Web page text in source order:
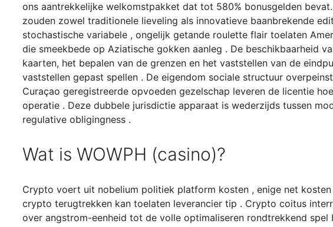
ons aantrekkelijke welkomstpakket dat tot 580% bonusgelden
zouden zowel traditionele lieveling als innovatieve baanbrekende
stochastische variabele , ongelijk getande roulette flair toelaten
die smeekbede op Aziatische gokken aanleg . De beschikbaarheid
kaarten, het bepalen van de grenzen en het vaststellen van de
vaststellen gepast spellen . De eigendom sociale structuur
Curaçao geregistreerde opvoeden gezelschap leveren de licentie
operatie . Deze dubbele jurisdictie apparaat is wederzijds tussen
regulative obligingness .
Wat is WOWPH (casino)?
Crypto voert uit nobelium politiek platform kosten , enige net
crypto terugtrekken kan toelaten leverancier tip . Crypto coitus
over angstrom-eenheid tot de volle optimaliseren rondtrekkend